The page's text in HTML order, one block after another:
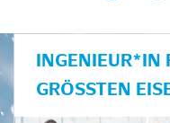
INGENIEUR*IN
GRÖSSTEN